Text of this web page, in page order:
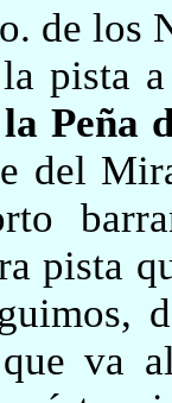
de los
la pista
Peña
del
pista
va